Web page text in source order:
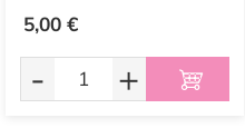
5,00 €
- +